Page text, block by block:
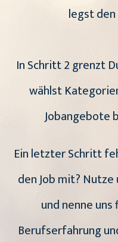
legst
In Schritt 2 grenzt
wählst
Jobangebote
Ein letzter Schritt
den Job mit?
und nenne
Berufserfahrung